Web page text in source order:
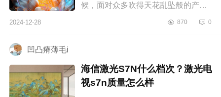
候，面对众多吹得天花乱坠般的产
容易让人犯难，想着会不会还有更划
2024-12-28 870 0
凹凸瘠薄毛i
海信激光S7N什么档次？激光电
视s7n质量怎么样